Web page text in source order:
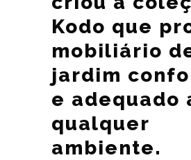
Kodo que
mobiliário
jardim
e adequado
qualquer
ambiente.